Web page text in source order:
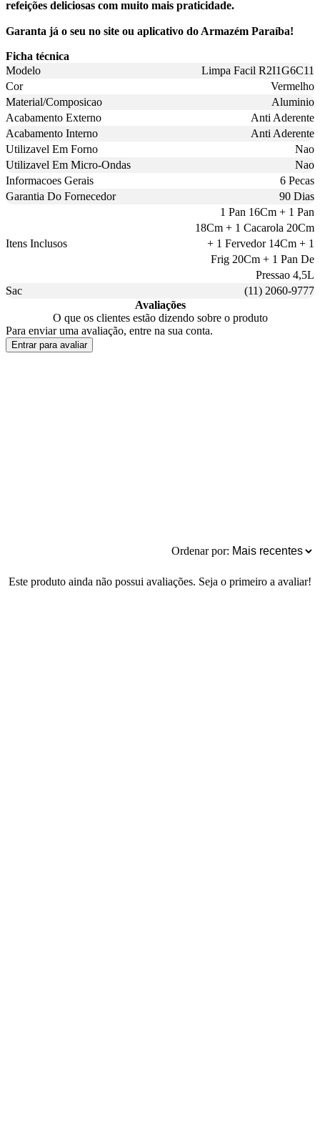
refeições deliciosas com muito mais praticidade.
Garanta já o seu no site ou aplicativo do Armazém Paraíba!
Ficha técnica
Modelo
Limpa Facil R2I1G6C11
Cor
Vermelho
Material/Composicao
Aluminio
Acabamento Externo
Anti Aderente
Acabamento Interno
Anti Aderente
Utilizavel Em Forno
Nao
Utilizavel Em Micro-Ondas
Nao
Informacoes Gerais
6 Pecas
Garantia Do Fornecedor
90 Dias
Itens Inclusos
1 Pan 16Cm + 1 Pan
18Cm + 1 Cacarola 20Cm
+ 1 Fervedor 14Cm + 1
Frig 20Cm + 1 Pan De
Pressao 4,5L
Sac
(11) 2060-9777
Avaliações
O que os clientes estão dizendo sobre o produto
Para enviar uma avaliação, entre na sua conta.
Entrar para avaliar
Ordenar por:
Este produto ainda não possui avaliações. Seja o primeiro a avaliar!